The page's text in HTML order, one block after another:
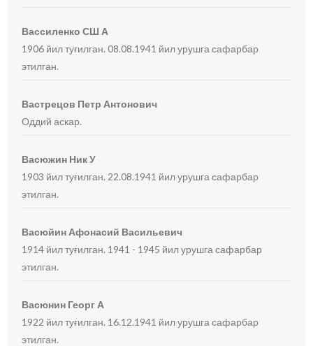
Вассиленко СШ А
1906 йил туғилган. 08.08.1941 йил урушга сафарбар
этилган.
Вастрецов Петр Антонович
Оддий аскар.
Васюжин Ник У
1903 йил туғилган. 22.08.1941 йил урушга сафарбар
этилган.
Васюйин Афонасий Васильевич
1914 йил туғилган. 1941 - 1945 йил урушга сафарбар
этилган.
Васюнин Георг А
1922 йил туғилган. 16.12.1941 йил урушга сафарбар
этилган.